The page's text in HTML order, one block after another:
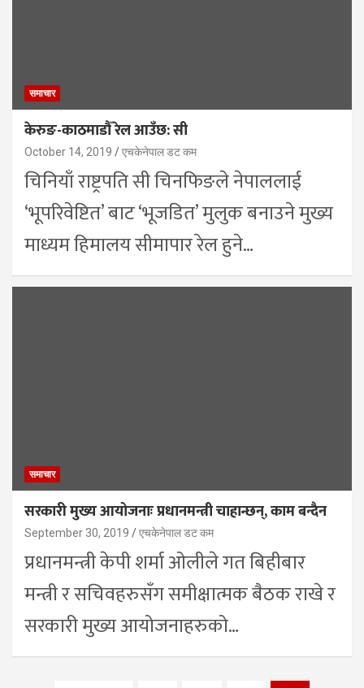
समाचार
केरुङ-काठमाडौँ रेल आउँछ: सी
October 14, 2019 एचकेनेपाल डट कम
चिनियाँ राष्ट्रपति सी चिनफिङले नेपाललाई
‘भूपरिवेष्टित’ बाट ‘भूजडित’ मुलुक बनाउने मुख्य
माध्यम हिमालय सीमापार रेल हुने…
समाचार
सरकारी मुख्य आयोजनाः प्रधानमन्त्री चाहान्छन्, काम बन्दैन
September 30, 2019 एचकेनेपाल डट कम
प्रधानमन्त्री केपी शर्मा ओलीले गत बिहीबार
मन्त्री र सचिवहरुसँग समीक्षात्मक बैठक राखे र
सरकारी मुख्य आयोजनाहरुको…